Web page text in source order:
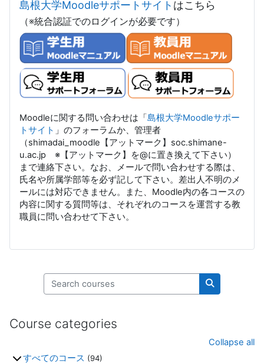
島根大学Moodleサポートサイト はこちら
（※統合認証でのログインが必要です）
Moodleに関する問い合わせは「島根大学Moodleサポー
トサイト 」のフォーラムか、管理者
（shimadai_moodle【アットマーク】soc.shimane-
u.ac.jp ※【アットマーク】を@に置き換えて下さい）
まで連絡下さい。なお、メールで問い合わせする際は、
氏名や所属学部等を必ず記して下さい。差出人不明のメ
ールには対応できません。また、Moodle内の各コースの
内容に関する質問等は、それぞれのコースを運営する教
職員に問い合わせて下さい。
Search courses
Search
Course categories
Collapse all
すべてのコース (94)